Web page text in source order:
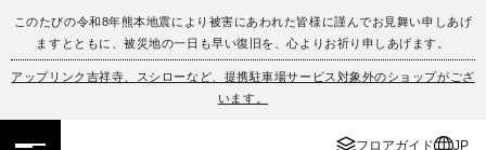
このたびの令和8年熊本地震により被害にあわれた皆様に謹んでお見舞い申しあげ
ますとともに、被災地の一日も早い復旧を、心よりお祈り申しあげます。
アップリンク吉祥寺、スシローなど、提携駐車場サービス対象外のショップがござ
います。
フロアガイド JP
フロアガイド
ENGLISH